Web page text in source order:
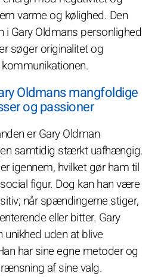
varme og kølighed. Den
Gary Oldmans personlighed
søger originalitet og
Oldmans mangfoldige
og passioner
er Gary Oldman
samtidig stærkt uafhængig.
igennem, hvilket gør ham til
figur. Dog kan han være
når spændingerne stiger,
eller bitter. Gary
uden at blive
har sine egne metoder og
af sine valg.